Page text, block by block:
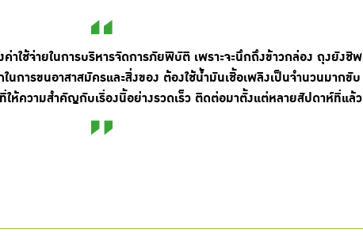
าใช้จ่ายในการบริหารจัดการภัยพิบัติ เพราะจะนึกถึงข้าวกล่อง ถุงยังชีพ
นการขนอาสาสมัครและสิ่งของ ต้องใช้น้ำมันเชื้อเพลิงเป็นจำนวนมากขับ
ให้ความสำคัญกับเรื่องนี้อย่างรวดเร็ว ติดต่อมาตั้งแต่หลายสัปดาห์ที่แล้ว